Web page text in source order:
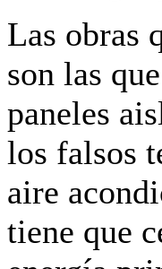
Las obras
son las
paneles
los falsos
aire
tiene que